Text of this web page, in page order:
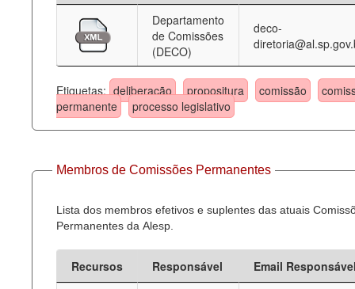
Departamento
de Comissões
(DECO)
deco-
Etiquetas: deliberação propositura comissão
permanente
processo legislativo
Membros de Comissões Permanentes
Lista dos membros efetivos e suplentes das atuais
Permanentes da Alesp.
Recursos Responsável
Email